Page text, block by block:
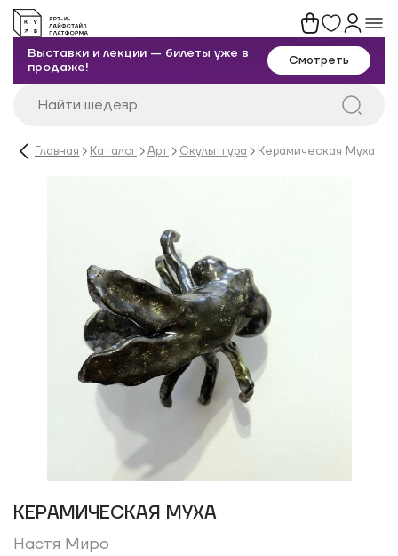
Выставки и лекции — билеты уже в
продаже!
Смотреть
Главная Каталог Арт Скульптура Керамическая Муха
КЕРАМИЧЕСКАЯ МУХА
Настя Миро